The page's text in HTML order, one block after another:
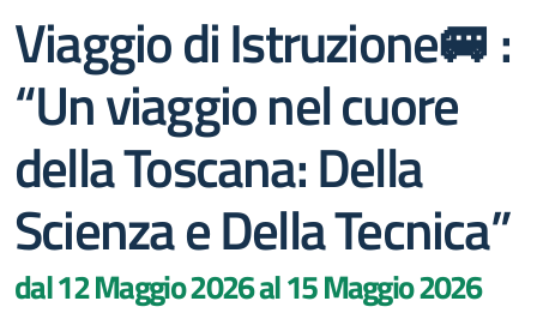
Viaggio di Istruzione🚐 :
“Un viaggio nel cuore
della Toscana: Della
Scienza e Della Tecnica”
dal 12 Maggio 2026 al 15 Maggio 2026